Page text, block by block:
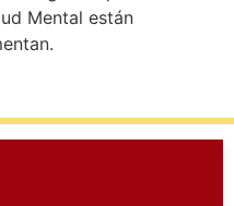
Mental están